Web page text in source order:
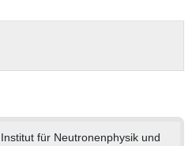
Institut für Neutronenphysik und